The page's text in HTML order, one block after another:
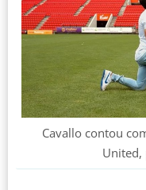
Cavallo contou
United,